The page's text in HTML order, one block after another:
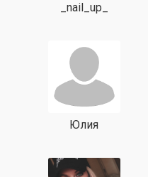
_nail_up_
Юлия